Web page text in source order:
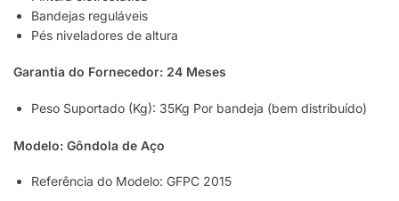
Bandejas reguláveis
Pés niveladores de altura
Garantia do Fornecedor: 24 Meses
Peso Suportado (Kg): 35Kg Por bandeja (bem distribuído)
Modelo: Gôndola de Aço
Referência do Modelo: GFPC 2015